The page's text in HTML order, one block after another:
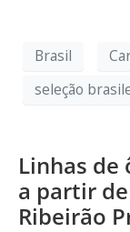
Brasil
seleção
Linhas de
a partir
Ribeirão